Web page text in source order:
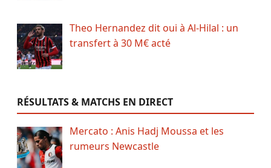
Theo Hernandez dit oui à Al-Hilal : un
transfert à 30 M€ acté
RÉSULTATS & MATCHS EN DIRECT
Mercato : Anis Hadj Moussa et les
rumeurs Newcastle